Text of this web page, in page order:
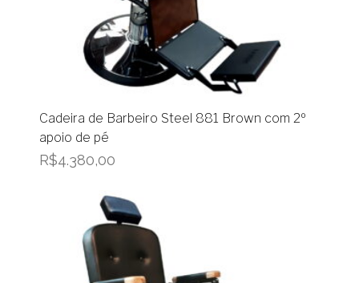
Cadeira de Barbeiro Steel 881 Brown com 2º
apoio de pé
R$4.380,00